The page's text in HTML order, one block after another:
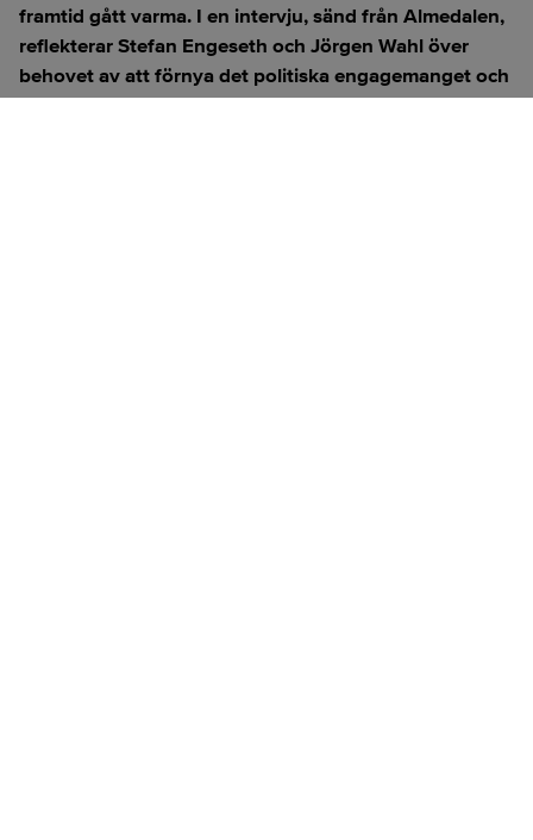
framtid gått varma. I en intervju, sänd från Almedalen,
reflekterar Stefan Engeseth och Jörgen Wahl över
behovet av att förnya det politiska engagemanget och
hur modern teknik kan användas för att överbrygga